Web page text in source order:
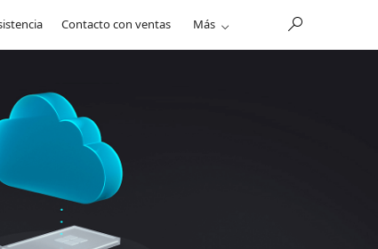
Contacto con ventas Más